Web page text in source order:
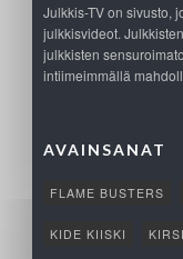
Julkkis-TV on sivusto,
julkkisvideot.
julkkisten
intiimeimmällä
AVAINSANAT
FLAME BUSTERS
KIDE KIISKI